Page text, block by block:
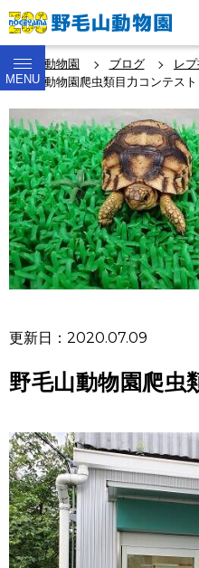
MENU
野毛山動物園 ブログ
レ
野毛山動物園爬虫類目力コンテスト
更新日：2020.07.09
野毛山動物園爬虫